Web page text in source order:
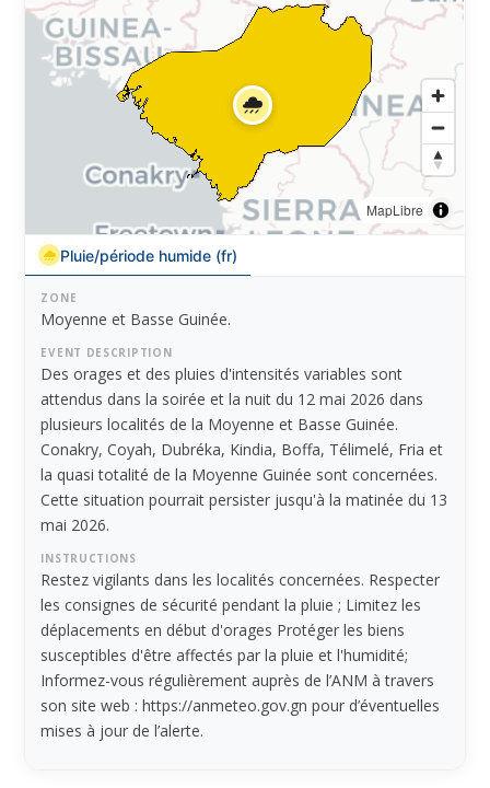
MapLibre
Pluie/période humide (fr)
ZONE
Moyenne et Basse Guinée.
EVENT DESCRIPTION
Des orages et des pluies d'intensités variables sont
attendus dans la soirée et la nuit du 12 mai 2026 dans
plusieurs localités de la Moyenne et Basse Guinée.
Conakry, Coyah, Dubréka, Kindia, Boffa, Télimelé, Fria et
la quasi totalité de la Moyenne Guinée sont concernées.
Cette situation pourrait persister jusqu'à la matinée du 13
mai 2026.
INSTRUCTIONS
Restez vigilants dans les localités concernées. Respecter
les consignes de sécurité pendant la pluie ; Limitez les
déplacements en début d'orages Protéger les biens
susceptibles d'être affectés par la pluie et l'humidité;
Informez-vous régulièrement auprès de l’ANM à travers
son site web : https://anmeteo.gov.gn pour d’éventuelles
mises à jour de l’alerte.